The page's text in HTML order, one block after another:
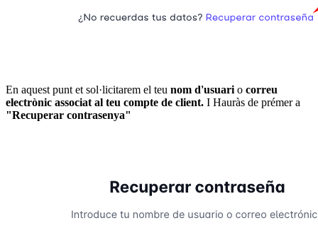
En aquest punt et sol·licitarem el teu nom d'usuari o correu
electrònic associat al teu compte de client. I Hauràs de prémer a
"Recuperar contrasenya"